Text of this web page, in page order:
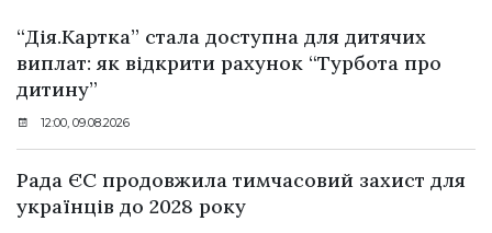
“Дія.Картка” стала доступна для дитячих
виплат: як відкрити рахунок “Турбота про
дитину”
12:00, 09.08.2026
Рада ЄС продовжила тимчасовий захист для
українців до 2028 року